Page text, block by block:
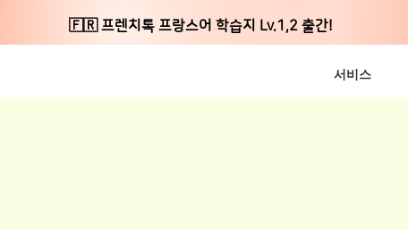
서비스
🇫🇷 프렌치톡 프랑스어 학습지 Lv.1,2 출간!